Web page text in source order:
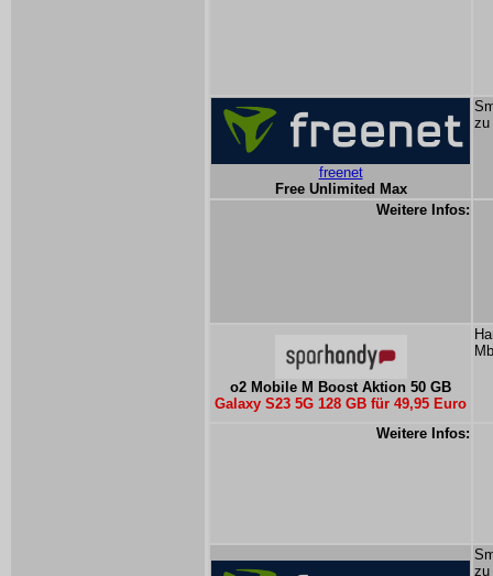
freenet
Free Unlimited Max
zu
Weitere Infos:
o2 Mobile M Boost Aktion 50 GB
Galaxy S23 5G 128 GB für 49,95 Euro
Weitere Infos:
zu